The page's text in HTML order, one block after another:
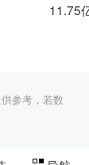
11.75
参考，若数